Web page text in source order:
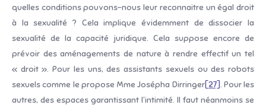
quelles conditions pouvons-nous leur reconnaitre un égal droit
à la sexualité ? Cela implique évidemment de dissocier la
sexualité de la capacité juridique. Cela suppose encore de
prévoir des aménagements de nature à rendre effectif un tel
« droit ». Pour les uns, des assistants sexuels ou des robots
sexuels comme le propose Mme Josépha Dirringer[27]. Pour les
autres, des espaces garantissant l’intimité. Il faut néanmoins se